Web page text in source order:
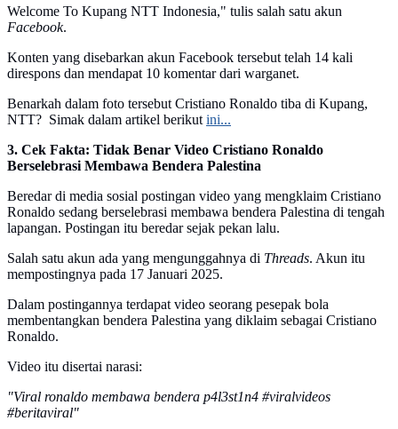
Welcome To Kupang NTT Indonesia," tulis salah satu akun
Facebook.
Konten yang disebarkan akun Facebook tersebut telah 14 kali
direspons dan mendapat 10 komentar dari warganet.
Benarkah dalam foto tersebut Cristiano Ronaldo tiba di Kupang,
NTT? Simak dalam artikel berikutini...
3. Cek Fakta: Tidak Benar Video Cristiano Ronaldo
Berselebrasi Membawa Bendera Palestina
Beredar di media sosial postingan video yang mengklaim Cristiano
Ronaldo sedang berselebrasi membawa bendera Palestina di tengah
lapangan. Postingan itu beredar sejak pekan lalu.
Salah satu akun ada yang mengunggahnya di Threads. Akun itu
mempostingnya pada 17 Januari 2025.
Dalam postingannya terdapat video seorang pesepak bola
membentangkan bendera Palestina yang diklaim sebagai Cristiano
Ronaldo.
Video itu disertai narasi:
"Viral ronaldo membawa bendera p4l3st1n4 #viralvideos
#beritaviral"